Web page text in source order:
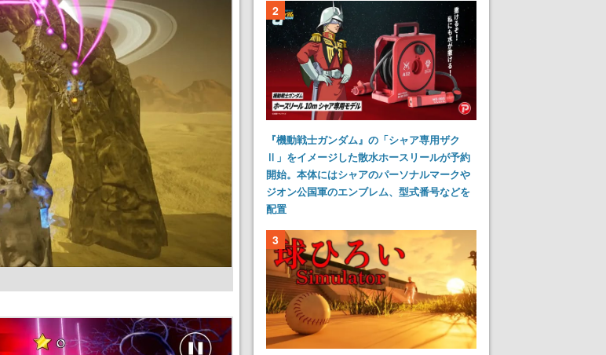
2
『機動戦士ガンダム』の「シャア専用ザク
Ⅱ」をイメージした散水ホースリールが予約
開始。本体にはシャアのパーソナルマークや
ジオン公国軍のエンブレム、型式番号などを
配置
3